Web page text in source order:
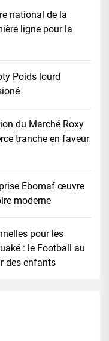
national de la
ligne pour la
Poids lourd
du Marché Roxy
tranche en faveur
Ebomaf œuvre
moderne
pour les
: le Football au
des enfants